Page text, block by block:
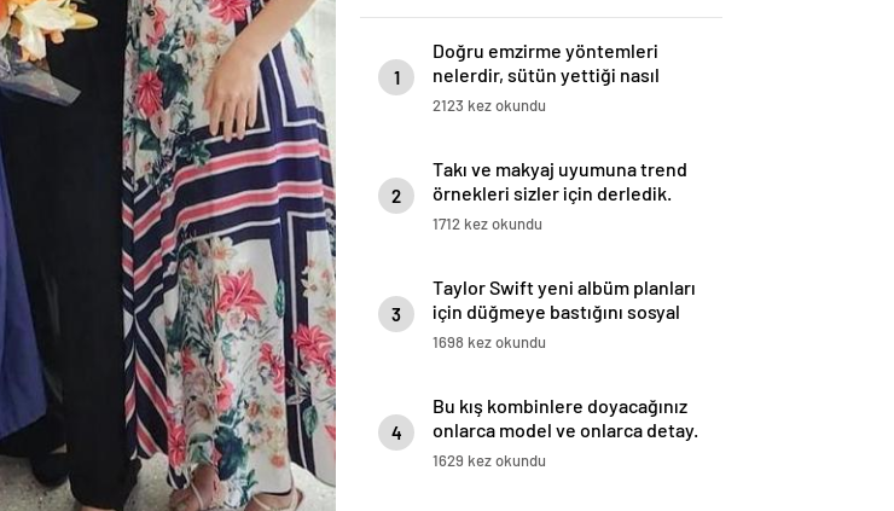
1
Doğru emzirme yöntemleri
nelerdir, sütün yettiği nasıl
anlaşılır?
2123 kez okundu
2
Takı ve makyaj uyumuna trend
örnekleri sizler için derledik.
1712 kez okundu
3
Taylor Swift yeni albüm planları
için düğmeye bastığını sosyal
medyadan duyurdu!
1698 kez okundu
4
Bu kış kombinlere doyacağınız
onlarca model ve onlarca detay.
1629 kez okundu